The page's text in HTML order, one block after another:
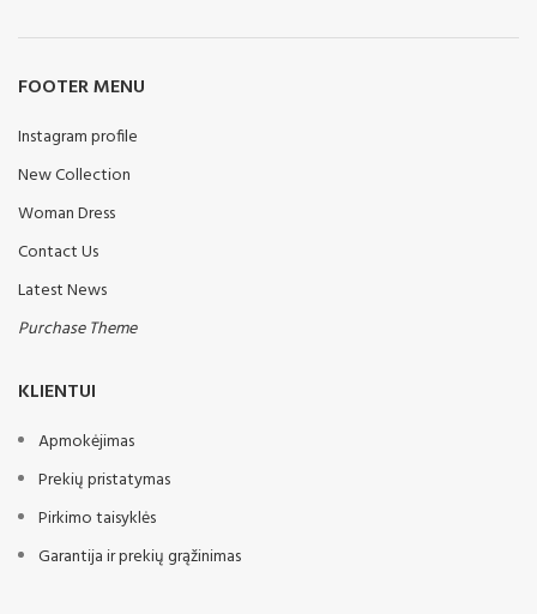
FOOTER MENU
Instagram profile
New Collection
Woman Dress
Contact Us
Latest News
Purchase Theme
KLIENTUI
Apmokėjimas
Prekių pristatymas
Pirkimo taisyklės
Garantija ir prekių grąžinimas